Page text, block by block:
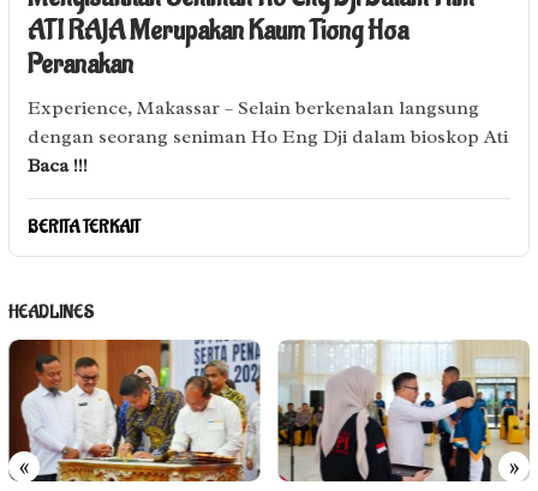
ATI RAJA Merupakan Kaum Tiong Hoa
Peranakan
Experience, Makassar – Selain berkenalan langsung
dengan seorang seniman Ho Eng Dji dalam bioskop Ati
Baca !!!
BERITA TERKAIT
HEADLINES
« »